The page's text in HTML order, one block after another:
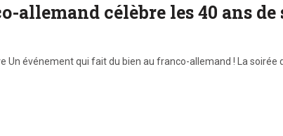
allemand célèbre les 40 ans de
Un événement qui fait du bien au franco-allemand ! La soirée